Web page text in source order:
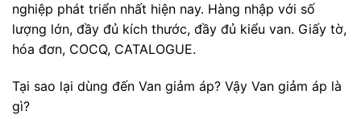
nghiệp phát triển nhất hiện nay. Hàng nhập với số
lượng lớn, đầy đủ kích thước, đầy đủ kiểu van. Giấy tờ,
hóa đơn, COCQ, CATALOGUE.
Tại sao lại dùng đến Van giảm áp? Vậy Van giảm áp là
gì?